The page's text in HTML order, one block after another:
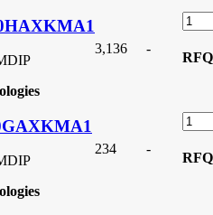
3,136 -
RFQ
234 -
RFQ